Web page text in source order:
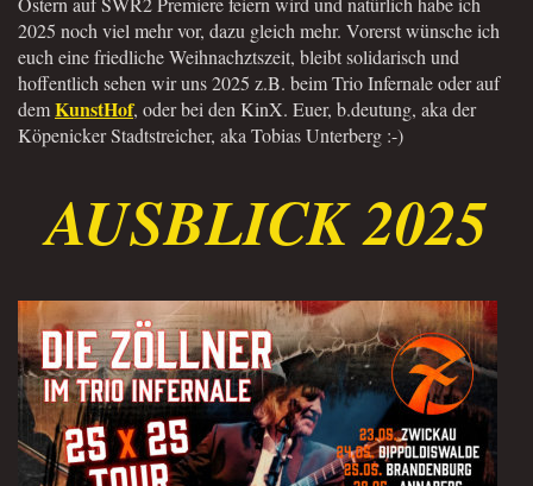
2025 noch viel mehr vor, dazu gleich mehr. Vorerst wünsche ich
euch eine friedliche Weihnachztszeit, bleibt solidarisch und
hoffentlich sehen wir uns 2025 z.B. beim Trio Infernale oder auf
demKunstHof, oder bei den KinX. Euer, b.deutung, aka der
Köpenicker Stadtstreicher, aka Tobias Unterberg :-)
AUSBLICK 2025